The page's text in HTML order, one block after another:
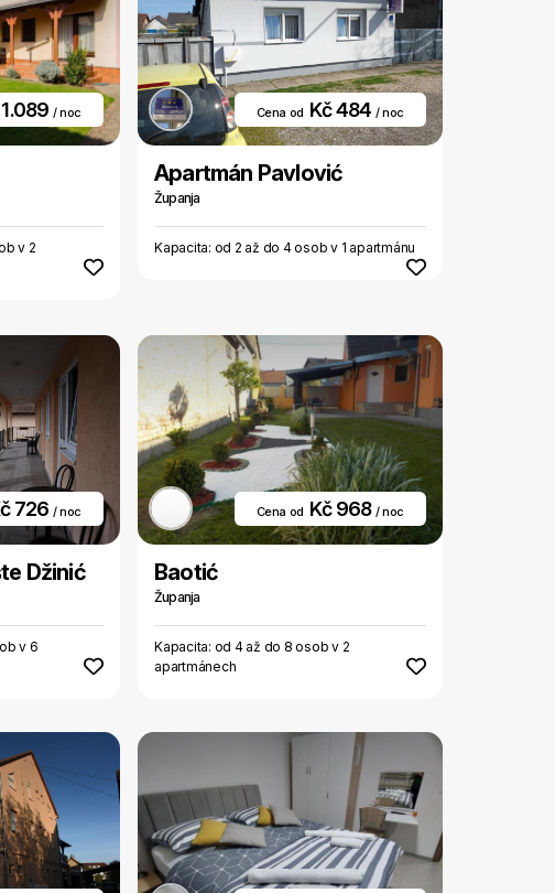
/ noc
v 2
Cena od Kč 484 / noc
Apartmán Pavlović
Županja
Kapacita: od 2 až do 4 osob v 1 apartmánu
726 / noc
Džinić
v 6
Cena od Kč 968 / noc
Baotić
Županja
Kapacita: od 4 až do 8 osob v 2
apartmánech